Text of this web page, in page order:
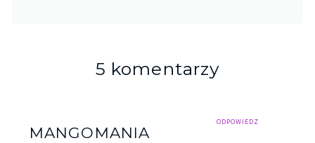
5 komentarzy
ODPOWIEDZ
MANGOMANIA